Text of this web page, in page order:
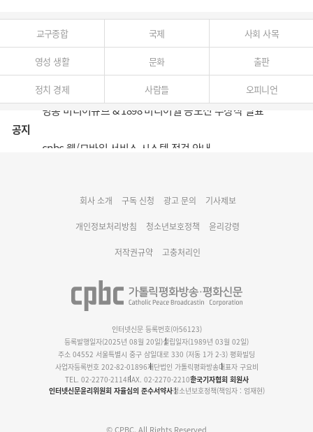
교구종합 국제 사회 사목
영성 생활 문화 출판
정치 경제 사람들 오피니언
공지
명동 미디어큐브 & 1898 미디어월 공모전 수상작 발표
회사 소개 구독 신청 광고 문의 기사제보
개인정보처리방침 청소년보호정책 윤리강령
저작권규약 고충처리인
인터넷신문 등록번호(아56123)
등록발행일자(2025년 08월 20일)설립일자(1989년 03월 02일)
주소 04552 서울특별시 중구 삼일대로 330 (저동 1가 2-3) 평화빌딩
사업자등록번호 202-82-01896재단법인 가톨릭평화방송대표자 구요비
TEL. 02-2270-2114FAX. 02-2270-2210한국기자협회 회원사
인터넷신문윤리위원회 자율심의 준수서약사청소년보호정책(책임자 : 엄재현)
© CPBC. All Rights Reserved